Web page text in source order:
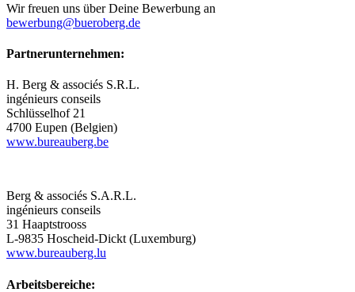
Wir freuen uns über Deine Bewerbung an
bewerbung@bueroberg.de
Partnerunternehmen:
H. Berg & associés S.R.L.
ingénieurs conseils
Schlüsselhof 21
4700 Eupen (Belgien)
www.bureauberg.be
Berg & associés S.A.R.L.
ingénieurs conseils
31 Haaptstrooss
L-9835 Hoscheid-Dickt (Luxemburg)
www.bureauberg.lu
Arbeitsbereiche: